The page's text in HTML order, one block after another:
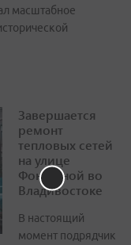
масштабное
Завершается
ремонт
тепловых сетей
на улице
Фонтанной во
Владивостоке
В настоящий
момент подрядчик